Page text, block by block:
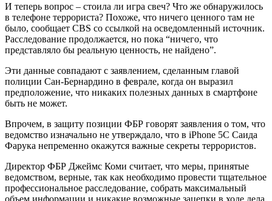
И теперь вопрос – стоила ли игра свеч? Что же обнаружилось
в телефоне террориста? Похоже, что ничего ценного там не
было, сообщает CBS со ссылкой на осведомленный источник.
Расследование продолжается, но пока “ничего, что
представляло бы реальную ценность, не найдено”.
Эти данные совпадают с заявлением, сделанным главой
полиции Сан-Бернардино в феврале, когда он выразил
предположение, что никаких полезных данных в смартфоне
быть не может.
Впрочем, в защиту позиции ФБР говорят заявления о том, что
ведомство изначально не утверждало, что в iPhone 5C Саида
Фарука непременно окажутся важные секреты террористов.
Директор ФБР Джеймс Коми считает, что меры, принятые
ведомством, верные, так как необходимо провести тщательное
профессиональное расследование, собрать максимальный
объем информации и никакие возможные зацепки в ходе дела